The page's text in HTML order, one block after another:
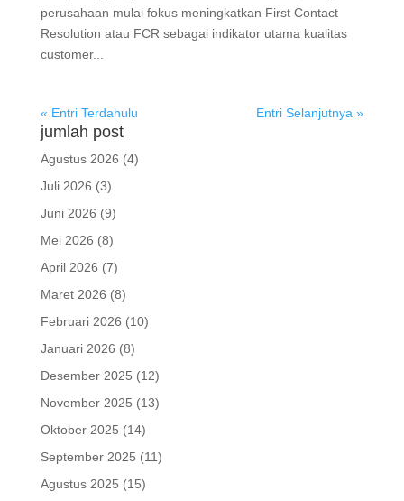
perusahaan mulai fokus meningkatkan First Contact
Resolution atau FCR sebagai indikator utama kualitas
customer...
« Entri Terdahulu Entri Selanjutnya »
jumlah post
Agustus 2026 (4)
Juli 2026 (3)
Juni 2026 (9)
Mei 2026 (8)
April 2026 (7)
Maret 2026 (8)
Februari 2026 (10)
Januari 2026 (8)
Desember 2025 (12)
November 2025 (13)
Oktober 2025 (14)
September 2025 (11)
Agustus 2025 (15)